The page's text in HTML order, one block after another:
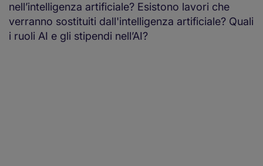
nell’intelligenza artificiale? Esistono lavori che
verranno sostituiti dall'intelligenza artificiale? Quali
i ruoli AI e gli stipendi nell’AI?